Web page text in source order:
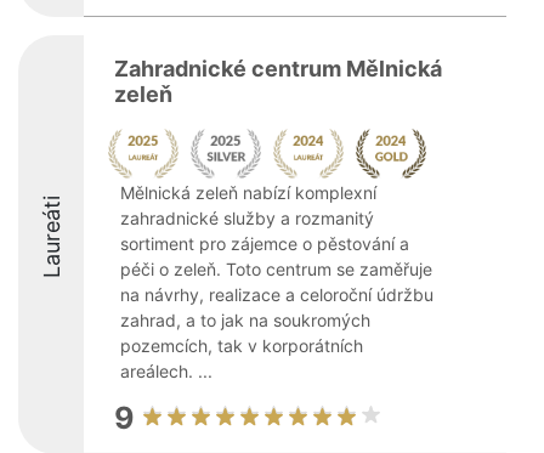
Laureáti
Zahradnické centrum Mělnická
zeleň
Mělnická zeleň nabízí komplexní
zahradnické služby a rozmanitý
sortiment pro zájemce o pěstování a
péči o zeleň. Toto centrum se zaměřuje
na návrhy, realizace a celoroční údržbu
zahrad, a to jak na soukromých
pozemcích, tak v korporátních
areálech. ...
9